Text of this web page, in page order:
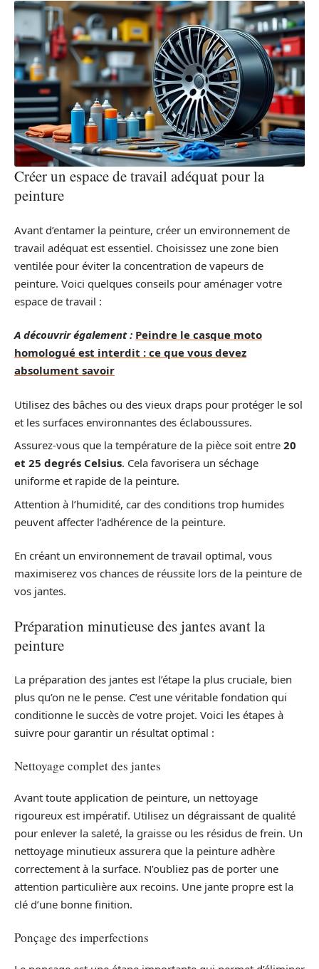
Créer un espace de travail adéquat pour la
peinture
Avant d’entamer la peinture, créer un environnement de
travail adéquat est essentiel. Choisissez une zone bien
ventilée pour éviter la concentration de vapeurs de
peinture. Voici quelques conseils pour aménager votre
espace de travail :
A découvrir également : Peindre le casque moto
homologué est interdit : ce que vous devez
absolument savoir
Utilisez des bâches ou des vieux draps pour protéger le sol
et les surfaces environnantes des éclaboussures.
Assurez-vous que la température de la pièce soit entre 20
et 25 degrés Celsius. Cela favorisera un séchage
uniforme et rapide de la peinture.
Attention à l’humidité, car des conditions trop humides
peuvent affecter l’adhérence de la peinture.
En créant un environnement de travail optimal, vous
maximiserez vos chances de réussite lors de la peinture de
vos jantes.
Préparation minutieuse des jantes avant la
peinture
La préparation des jantes est l’étape la plus cruciale, bien
plus qu’on ne le pense. C’est une véritable fondation qui
conditionne le succès de votre projet. Voici les étapes à
suivre pour garantir un résultat optimal :
Nettoyage complet des jantes
Avant toute application de peinture, un nettoyage
rigoureux est impératif. Utilisez un dégraissant de qualité
pour enlever la saleté, la graisse ou les résidus de frein. Un
nettoyage minutieux assurera que la peinture adhère
correctement à la surface. N’oubliez pas de porter une
attention particulière aux recoins. Une jante propre est la
clé d’une bonne finition.
Ponçage des imperfections